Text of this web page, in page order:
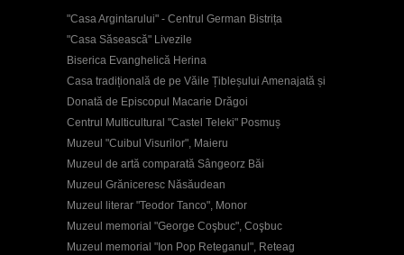
"Casa Argintarului" - Centrul German Bistrița
"Casa Săsească" Livezile
Biserica Evanghelică Herina
Casa tradițională de pe Văile Țibleșului Amenajată și
Donată de Episcopul Macarie Drăgoi
Centrul Multicultural "Castel Teleki" Posmuș
Muzeul "Cuibul Visurilor", Maieru
Muzeul de artă comparată Sângeorz Băi
Muzeul Grăniceresc Năsăudean
Muzeul literar "Teodor Tanco", Monor
Muzeul memorial "George Coşbuc", Coşbuc
Muzeul memorial "Ion Pop Reteganul", Reteag